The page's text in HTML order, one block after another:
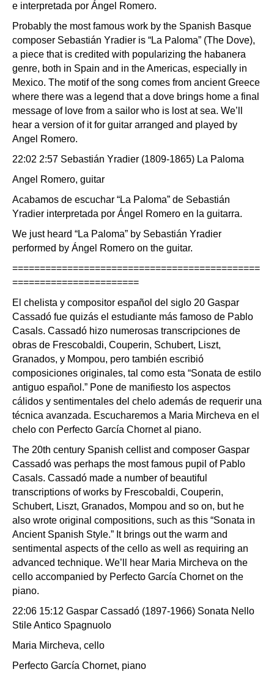
e interpretada por Ángel Romero.
Probably the most famous work by the Spanish Basque
composer Sebastián Yradier is “La Paloma” (The Dove),
a piece that is credited with popularizing the habanera
genre, both in Spain and in the Americas, especially in
Mexico. The motif of the song comes from ancient Greece
where there was a legend that a dove brings home a final
message of love from a sailor who is lost at sea. We’ll
hear a version of it for guitar arranged and played by
Angel Romero.
22:02 2:57 Sebastián Yradier (1809-1865) La Paloma
Angel Romero, guitar
Acabamos de escuchar “La Paloma” de Sebastián
Yradier interpretada por Ángel Romero en la guitarra.
We just heard “La Paloma” by Sebastián Yradier
performed by Ángel Romero on the guitar.
=============================================
=======================
El chelista y compositor español del siglo 20 Gaspar
Cassadó fue quizás el estudiante más famoso de Pablo
Casals. Cassadó hizo numerosas transcripciones de
obras de Frescobaldi, Couperin, Schubert, Liszt,
Granados, y Mompou, pero también escribió
composiciones originales, tal como esta “Sonata de estilo
antiguo español.” Pone de manifiesto los aspectos
cálidos y sentimentales del chelo además de requerir una
técnica avanzada. Escucharemos a Maria Mircheva en el
chelo con Perfecto García Chornet al piano.
The 20th century Spanish cellist and composer Gaspar
Cassadó was perhaps the most famous pupil of Pablo
Casals. Cassadó made a number of beautiful
transcriptions of works by Frescobaldi, Couperin,
Schubert, Liszt, Granados, Mompou and so on, but he
also wrote original compositions, such as this “Sonata in
Ancient Spanish Style.” It brings out the warm and
sentimental aspects of the cello as well as requiring an
advanced technique. We’ll hear Maria Mircheva on the
cello accompanied by Perfecto García Chornet on the
piano.
22:06 15:12 Gaspar Cassadó (1897-1966) Sonata Nello
Stile Antico Spagnuolo
Maria Mircheva, cello
Perfecto García Chornet, piano